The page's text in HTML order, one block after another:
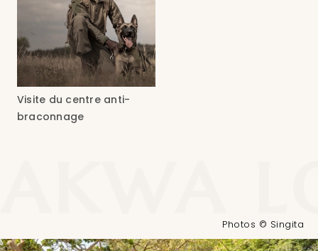
Visite du centre anti-
braconnage
Photos © Singita